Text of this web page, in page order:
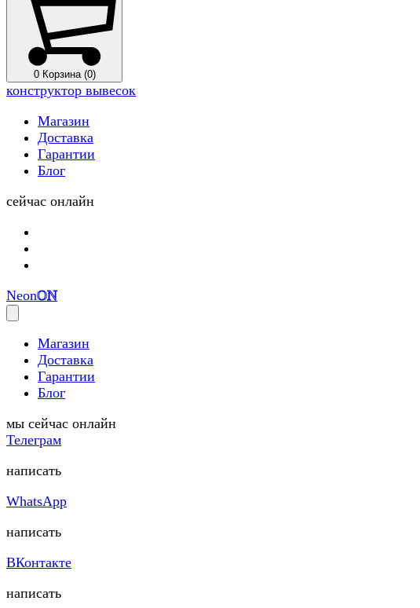
0 Корзина (0)
конструктор вывесок
Магазин
Доставка
Гарантии
Блог
сейчас онлайн
NeonON
Магазин
Доставка
Гарантии
Блог
мы сейчас онлайн
Телеграм
написать
WhatsApp
написать
ВКонтакте
написать